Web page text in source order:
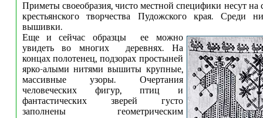
Приметы своеобразия, чисто местной специфики несут на
крестьянского творчества Пудожского края. Среди
вышивки.
Еще и сейчас образцы ее можно
увидеть во многих деревнях. На
концах полотенец, подзорах простыней
ярко-алыми нитями вышиты крупные,
массивные узоры. Очертания
человеческих фигур, птиц и
фантастических зверей густо
заполнены геометрическим